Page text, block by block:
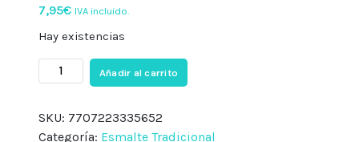
7,95€ IVA incluido.
Hay existencias
Base
tratamiento
y
Añadir al carrito
SKU: 7707223335652
Categoría: Esmalte Tradicional